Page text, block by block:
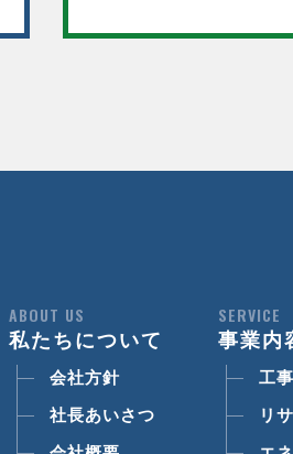
ABOUT US
私たちについて
会社方針
社長あいさつ
SERVICE
事業内
工
リ